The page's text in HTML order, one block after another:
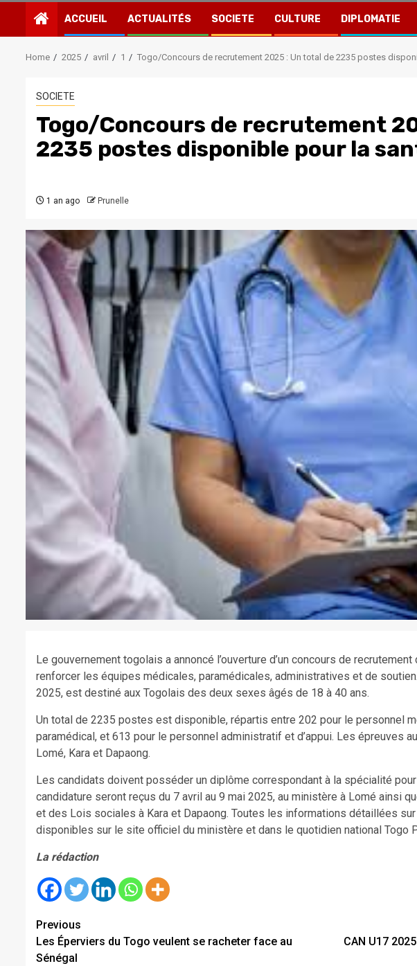
ACCUEIL ACTUALITÉS SOCIETE CULTURE DIPLOMATIE
Home 2025 avril 1 Togo/Concours de recrutement 2025 : Un total de 2235 postes
SOCIETE
Togo/Concours de recrutement
2235 postes disponible pour la
1 an ago Prunelle
Le gouvernement togolais a annoncé l’ouverture d’un concours de
renforcer les équipes médicales, paramédicales, administratives et de
2025, est destiné aux Togolais des deux sexes âgés de 18 à 40 ans.
Un total de 2235 postes est disponible, répartis entre 202 pour le personnel
paramédical, et 613 pour le personnel administratif et d’appui. Les épreuves
Lomé, Kara et Dapaong.
Les candidats doivent posséder un diplôme correspondant à la spécialité
candidature seront reçus du 7 avril au 9 mai 2025, au ministère à Lomé ainsi
et des Lois sociales à Kara et Dapaong. Toutes les informations détaillées
disponibles sur le site officiel du ministère et dans le quotidien national Togo
La rédaction
Continue
Reading
Previous
Les Éperviers du Togo veulent se racheter face au
Sénégal
CAN U17